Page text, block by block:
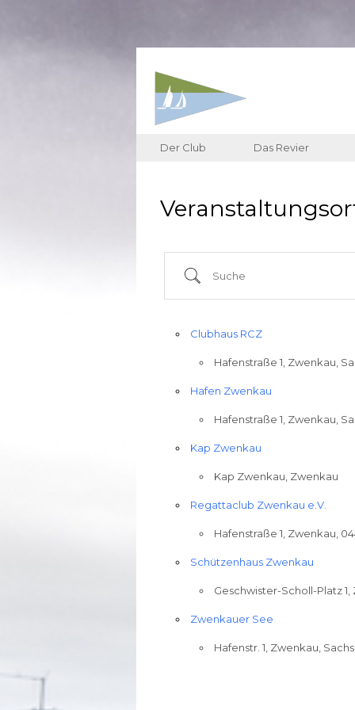
Der Club Das Revier
Suche
Clubhaus RCZ
Hafenstraße 1, Zwenkau,
Hafen Zwenkau
Hafenstraße 1, Zwenkau,
Kap Zwenkau
Kap Zwenkau, Zwenkau
Regattaclub Zwenkau e.V.
Hafenstraße 1, Zwenkau,
Schützenhaus Zwenkau
Geschwister-Scholl-Platz
Zwenkauer See
Hafenstr. 1, Zwenkau,